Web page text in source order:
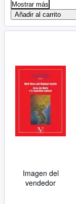
Mostrar más
Añadir al carrito
Imagen del
vendedor